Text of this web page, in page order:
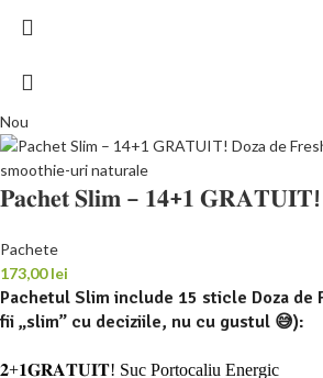
Nou
𝐏𝐚𝐜𝐡𝐞𝐭 𝐒𝐥𝐢𝐦 – 𝟏𝟒+𝟏 𝐆𝐑𝐀𝐓𝐔𝐈𝐓!
Pachete
173,00lei
Pachetul Slim include 15 sticle Doza de
fii „slim” cu deciziile, nu cu gustul 😅):
𝟐+𝟏𝐆𝐑𝐀𝐓𝐔𝐈𝐓! Suc Portocaliu Energic